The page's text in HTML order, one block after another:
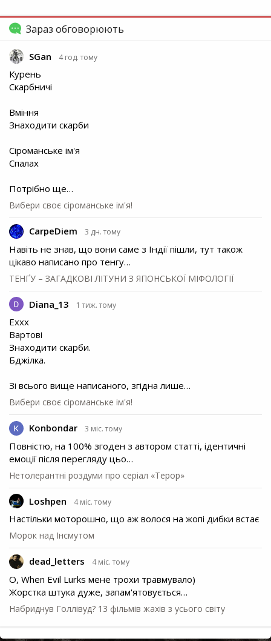
Зараз обговорюють
SGan 4 год. тому
Курень
Скарбничі
Вміння
Знаходити скарби
Сіроманське ім'я
Спалах
Потрібно ще…
Вибери своє сіроманське ім'я!
CarpeDiem 3 дн. тому
Навіть не знав, що вони саме з Індії пішли, тут також
цікаво написано про тенгу…
ТЕНҐУ – ЗАГАДКОВІ ЛІТУНИ З ЯПОНСЬКОЇ МІФОЛОГІЇ
Diana_13 1 тиж. тому
Еххх
Вартові
Знаходити скарби.
Бджілка.
Зі всього вище написаного, згідна лише…
Вибери своє сіроманське ім'я!
Konbondar 3 міс. тому
Повністю, на 100% згоден з автором статті, ідентичні
емоції після перегляду цьо…
Нетолерантні роздуми про серіал «Терор»
Loshpen 4 міс. тому
Настільки моторошно, що аж волося на жопі дибки встає
Морок над Інсмутом
dead_letters 4 міс. тому
О, When Evil Lurks мене трохи травмувало)
Жорстка штука дуже, запам'ятовується…
Набриднув Голлівуд? 13 фільмів жахів з усього світу